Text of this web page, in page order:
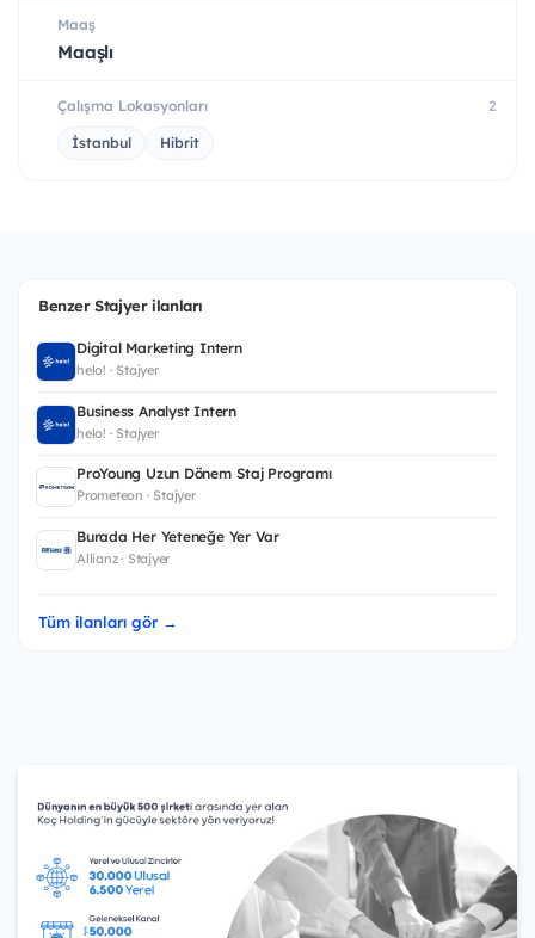
Maaş
Maaşlı
Çalışma Lokasyonları 2
İstanbul Hibrit
Benzer Stajyer ilanları
Digital Marketing Intern
helo! · Stajyer
Business Analyst Intern
helo! · Stajyer
ProYoung Uzun Dönem Staj Programı
Prometeon · Stajyer
Burada Her Yeteneğe Yer Var
Allianz · Stajyer
Tüm ilanları gör →